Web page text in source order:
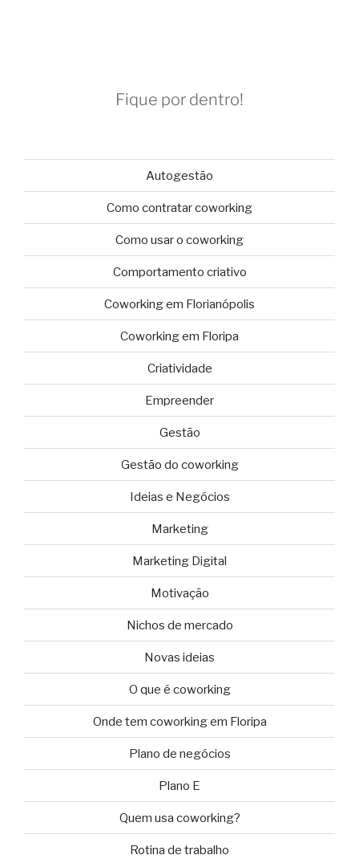
Fique por dentro!
Autogestão
Como contratar coworking
Como usar o coworking
Comportamento criativo
Coworking em Florianópolis
Coworking em Floripa
Criatividade
Empreender
Gestão
Gestão do coworking
Ideias e Negócios
Marketing
Marketing Digital
Motivação
Nichos de mercado
Novas ideias
O que é coworking
Onde tem coworking em Floripa
Plano de negócios
Plano E
Quem usa coworking?
Rotina de trabalho